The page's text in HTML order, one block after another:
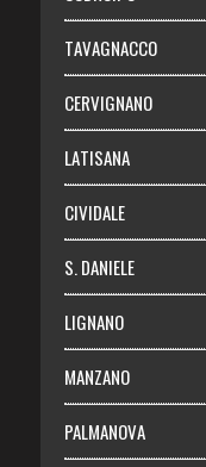
Chi siamo
Abbonati
Login
TAVAGNACCO
CERVIGNANO
LATISANA
CIVIDALE
S. DANIELE
LIGNANO
MANZANO
PALMANOVA